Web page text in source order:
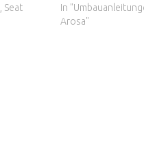
Seat
In
Arosa"